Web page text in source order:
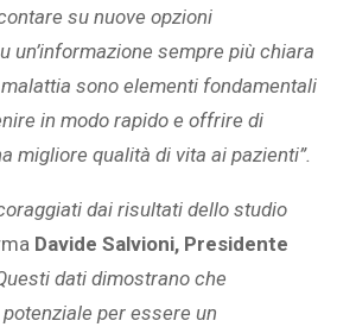
su nuove opzioni
un’informazione sempre più chiara
sono elementi fondamentali
in modo rapido e offrire di
migliore qualità di vita ai pazienti”.
dai risultati dello studio
Davide Salvioni, Presidente
dati dimostrano che
per essere un